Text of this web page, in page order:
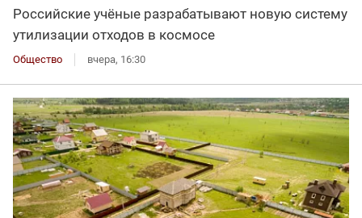
Российские учёные разрабатывают новую систему
утилизации отходов в космосе
Общество вчера, 16:30